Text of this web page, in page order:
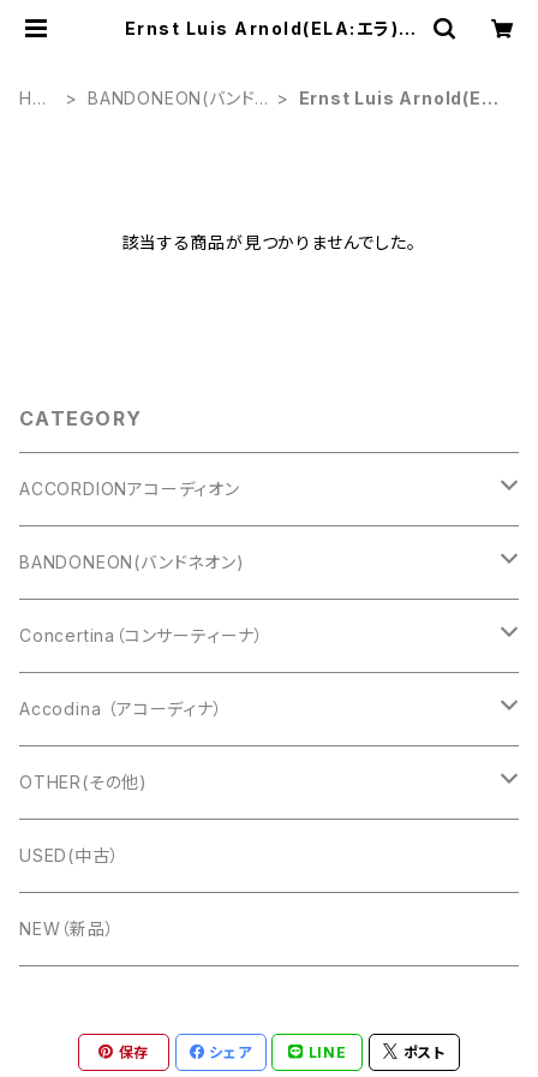
Ernst Luis Arnold(ELA:エラ) |
HO
BANDONEON(バンド
Ernst Luis Arnold(EL
該当する商品が見つかりませんでした。
CATEGORY
ACCORDIONアコーディオン
CAVAGNOLO(キャバニョロ)
Cooperfisa(コーペルフィサ)
Exelsior(エキセルシァー)
Bugari(ブガリ)
Titano(タイタノ)
Accormate(アコメッテ)
BANDONEON(バンドネオン)
CROMATIC(クロマチック)
DIATONIC（ダイアトニック）
Alfred Arnold（AA:ドブレアー）
Ernst Luis Arnold(ELA:エラ)
PREMIER(プレミア）
Concertina（コンサーティーナ）
アングロコンサーティーナ
イングリッシュコンサーティーナ
Charles Wheatstone
Accodina （アコーディナ）
Marcel Druex
OTHER(その他)
楽器ケース
FUSELLI（フセリ）
楽譜
USED(中古）
NEW（新品）
保存 シェア LINE ポスト